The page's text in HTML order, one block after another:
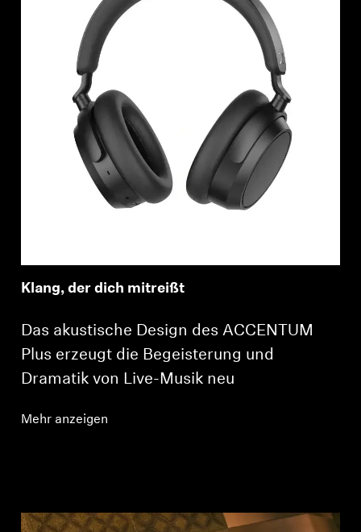
Klang, der dich mitreißt
Das akustische Design des ACCENTUM
Plus erzeugt die Begeisterung und
Dramatik von Live-Musik neu
Mehr anzeigen